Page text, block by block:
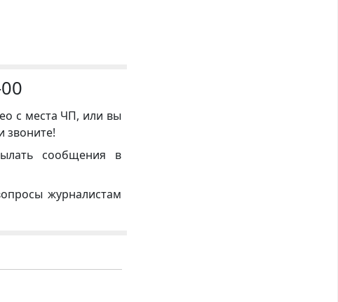
с места ЧП, или вы
звоните!
сообщения в
журналистам